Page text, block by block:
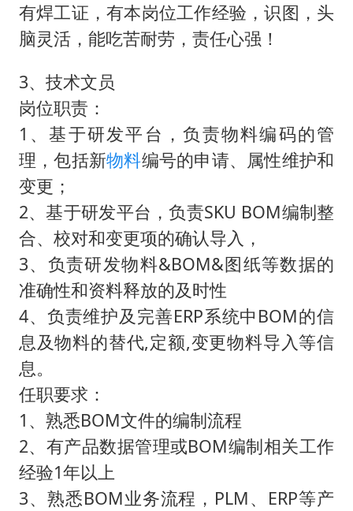
有焊工证，有本岗位工作经验，识图，头
脑灵活，能吃苦耐劳，责任心强！
3、技术文员
岗位职责：
1、基于研发平台，负责物料编码的管
理，包括新物料编号的申请、属性维护和
变更；
2、基于研发平台，负责SKU BOM编制整
合、校对和变更项的确认导入，
3、负责研发物料&BOM&图纸等数据的
准确性和资料释放的及时性
4、负责维护及完善ERP系统中BOM的信
息及物料的替代,定额,变更物料导入等信
息。
任职要求：
1、熟悉BOM文件的编制流程
2、有产品数据管理或BOM编制相关工作
经验1年以上
3、熟悉BOM业务流程，PLM、ERP等产